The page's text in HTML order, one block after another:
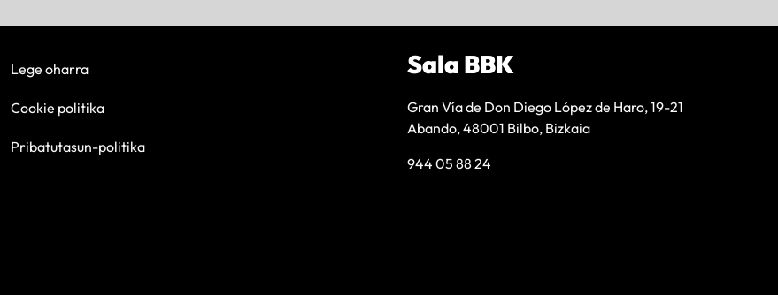
Lege oharra
Cookie politika
Pribatutasun-politika
Sala BBK
Gran Vía de Don Diego López de Haro, 19-21
Abando, 48001 Bilbo, Bizkaia
944 05 88 24